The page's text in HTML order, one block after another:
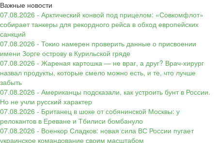
Важные новости
07.08.2026 - Арктический конвой под прицелом: «Совкомфлот»
собирает танкеры для рекордного рейса в обход европейских
санкций
07.08.2026 - Токио намерен проверить данные о присвоении
имени Зорге острову в Курильской гряде
07.08.2026 - Жареная картошка — не враг, а друг? Врач-хирург
назвал продукты, которые смело можно есть, и те, что лучше
забыть
07.08.2026 - Американцы подсказали, как устроить бунт в России.
Но не учли русский характер
07.08.2026 - Британец в шоке от собянинской Москвы: у
релокантов в Ереване и Тбилиси бомбануло
07.08.2026 - Военкор Сладков: новая сила ВС России пугает
украинское командование своим масштабом